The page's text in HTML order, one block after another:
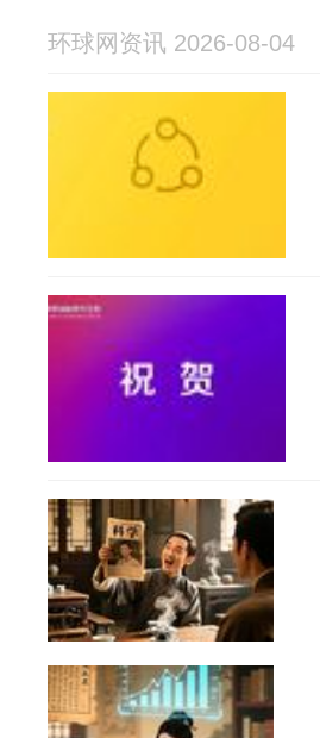
环球网资讯 2026-08-04